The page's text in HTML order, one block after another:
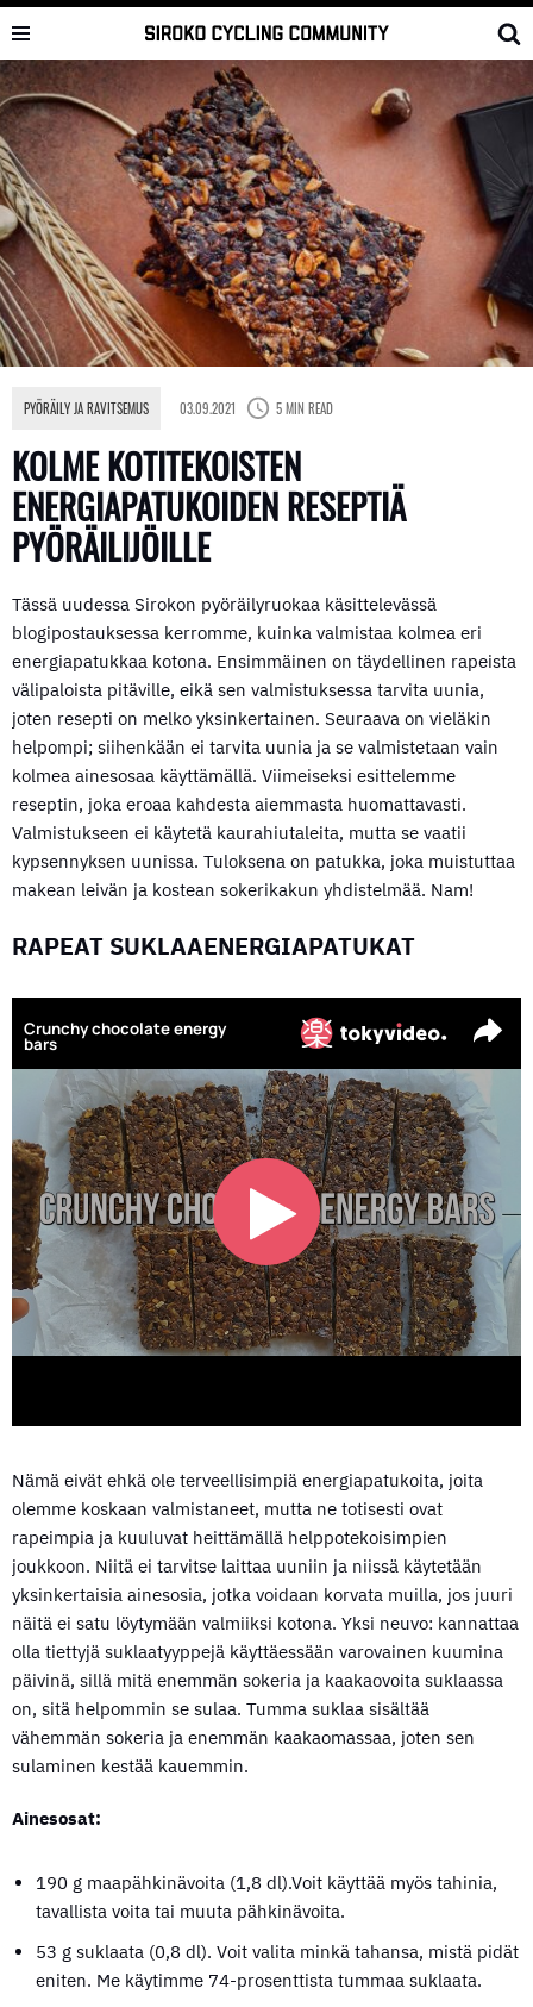
Skip
to
content
KOLME KOTITEKOISTEN
ENERGIAPATUKOIDEN RESEPTIÄ
PYÖRÄILIJÖILLE
PYÖRÄILY JA RAVITSEMUS 03.09.2021 5 MIN READ
Tässä uudessa Sirokon pyöräilyruokaa käsittelevässä
blogipostauksessa kerromme, kuinka valmistaa kolmea eri
energiapatukkaa kotona. Ensimmäinen on täydellinen rapeista
välipaloista pitäville, eikä sen valmistuksessa tarvita uunia,
joten resepti on melko yksinkertainen. Seuraava on vieläkin
helpompi; siihenkään ei tarvita uunia ja se valmistetaan vain
kolmea ainesosaa käyttämällä. Viimeiseksi esittelemme
reseptin, joka eroaa kahdesta aiemmasta huomattavasti.
Valmistukseen ei käytetä kaurahiutaleita, mutta se vaatii
kypsennyksen uunissa. Tuloksena on patukka, joka muistuttaa
makean leivän ja kostean sokerikakun yhdistelmää. Nam!
RAPEAT SUKLAAENERGIAPATUKAT
Nämä eivät ehkä ole terveellisimpiä energiapatukoita, joita
olemme koskaan valmistaneet, mutta ne totisesti ovat
rapeimpia ja kuuluvat heittämällä helppotekoisimpien
joukkoon. Niitä ei tarvitse laittaa uuniin ja niissä käytetään
yksinkertaisia ainesosia, jotka voidaan korvata muilla, jos juuri
näitä ei satu löytymään valmiiksi kotona. Yksi neuvo: kannattaa
olla tiettyjä suklaatyyppejä käyttäessään varovainen kuumina
päivinä, sillä mitä enemmän sokeria ja kaakaovoita suklaassa
on, sitä helpommin se sulaa. Tumma suklaa sisältää
vähemmän sokeria ja enemmän kaakaomassaa, joten sen
sulaminen kestää kauemmin.
Ainesosat:
190 g maapähkinävoita (1,8 dl).Voit käyttää myös tahinia,
tavallista voita tai muuta pähkinävoita.
53 g suklaata (0,8 dl). Voit valita minkä tahansa, mistä pidät
eniten. Me käytimme 74-prosenttista tummaa suklaata.